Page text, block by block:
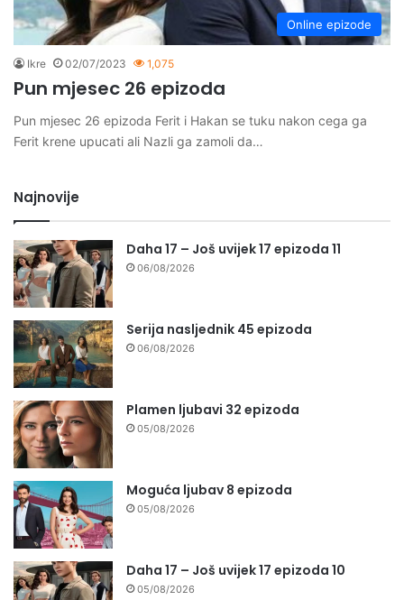
Online epizode
Ikre 02/07/2023 1,075
Pun mjesec 26 epizoda
Pun mjesec 26 epizoda Ferit i Hakan se tuku nakon cega ga
Ferit krene upucati ali Nazli ga zamoli da…
Najnovije
Daha 17 – Još uvijek 17 epizoda 11
06/08/2026
Serija nasljednik 45 epizoda
06/08/2026
Plamen ljubavi 32 epizoda
05/08/2026
Moguća ljubav 8 epizoda
05/08/2026
Daha 17 – Još uvijek 17 epizoda 10
05/08/2026